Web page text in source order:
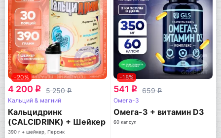
-20%
4 200 q 5 250q
Кальций & магний
Кальцидринк
(CALCIDRINK) + Шейкер
390 г + шейкер, Персик
-18%
541 q 659q
Омега-3
Омега-3 + витамин D3
60 капсул